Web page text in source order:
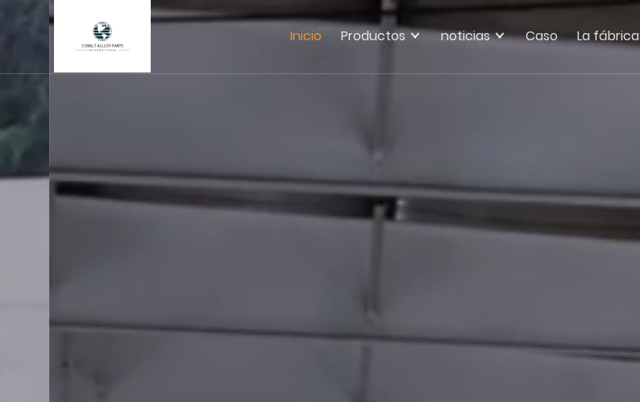
Inicio Productos noticias Caso La fábrica